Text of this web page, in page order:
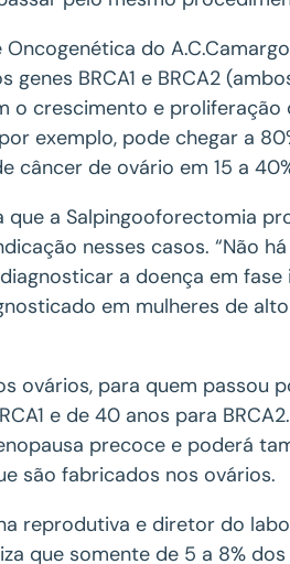
do
BRCA1 e BRCA2
o crescimento e
exemplo, pode chegar a
câncer de ovário em 15 a
a Salpingooforectomia
nesses casos. “Não
a doença em
em mulheres de
ovários, para quem passou
e de 40 anos para
precoce e poderá
são fabricados nos ovários.
reprodutiva e diretor do
que somente de 5 a 8%